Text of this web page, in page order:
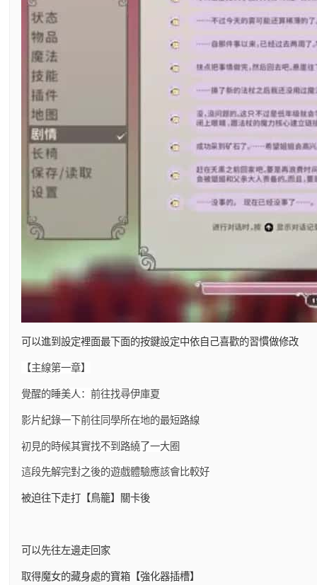
可以進到設定裡面最下面的按鍵設定中依自己喜歡的習慣做修改
【主線第一章】
覺醒的睡美人：前往找尋伊庫夏
影片紀錄一下前往同學所在地的最短路線
初見的時候其實找不到路繞了一大圈
這段先解完對之後的遊戲體驗應該會比較好
被迫往下走打【鳥籠】關卡後
可以先往左邊走回家
取得魔女的藏身處的寶箱【強化器插槽】